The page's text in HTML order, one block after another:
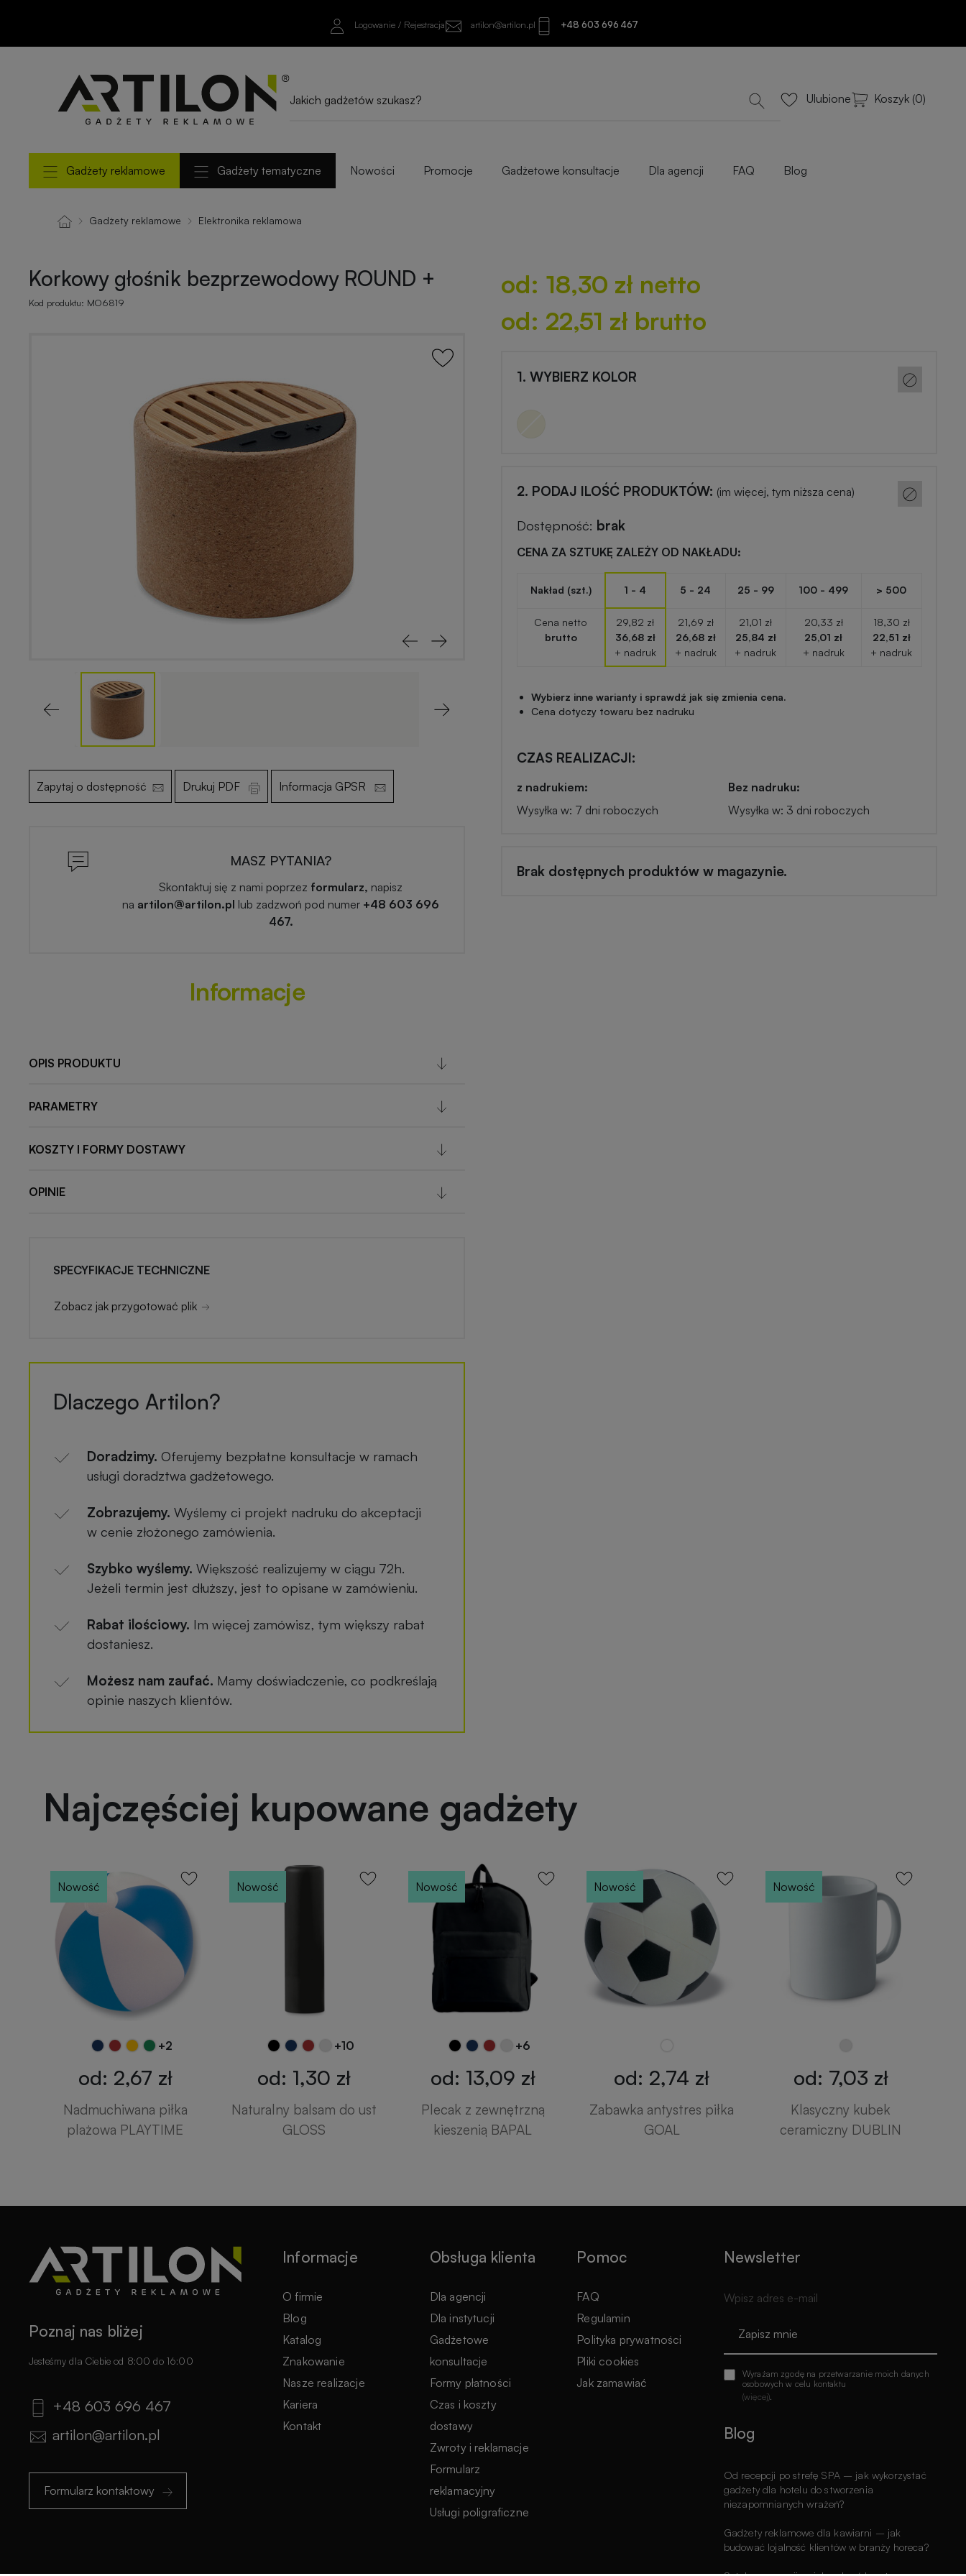
ROUND +
od: 18,30 zł netto
Logowanie / Rejestracja artilon@artilon.pl +48 603 696 467
Ulubione Koszyk (0)
Gadżety reklamowe Gadżety tematyczne Nowości Promocje Gadżetowe konsultacje Dla agencji FAQ Blog
Gadżety reklamowe Elektronika reklamowa
Korkowy głośnik bezprzewodowy ROUND +
Kod produktu: MO6819
Next
Zapytaj o dostępność Drukuj PDF Informacja GPSR
MASZ PYTANIA?
Skontaktuj się z nami poprzez formularz, napisz
na artilon@artilon.pl lub zadzwoń pod numer +48 603 696
467.
Informacje
OPIS PRODUKTU
PARAMETRY
KOSZTY I FORMY DOSTAWY
OPINIE
SPECYFIKACJE TECHNICZNE
Zobacz jak przygotować plik
Dlaczego Artilon?
Doradzimy. Oferujemy bezpłatne konsultacje w ramach
usługi doradztwa gadżetowego.
Zobrazujemy. Wyślemy ci projekt nadruku do akceptacji
w cenie złożonego zamówienia.
Szybko wyślemy. Większość realizujemy w ciągu 72h.
Jeżeli termin jest dłuższy, jest to opisane w zamówieniu.
Rabat ilościowy. Im więcej zamówisz, tym większy rabat
dostaniesz.
Możesz nam zaufać. Mamy doświadczenie, co podkreślają
opinie naszych klientów.
od: 18,30 zł netto
od: 22,51 zł brutto
1. WYBIERZ KOLOR
2. PODAJ ILOŚĆ PRODUKTÓW: (im więcej, tym niższa cena)
Dostępność: brak
CENA ZA SZTUKĘ ZALEŻY OD NAKŁADU:
Nakład (szt.) 1 - 4 5 - 24 25 - 99 100 - 499 > 500
Cena netto
brutto
29,82 zł
36,68 zł
+ nadruk
21,69 zł
26,68 zł
+ nadruk
21,01 zł
25,84 zł
+ nadruk
20,33 zł
25,01 zł
+ nadruk
18,30 zł
22,51 zł
+ nadruk
Wybierz inne warianty i sprawdź jak się zmienia cena.
Cena dotyczy towaru bez nadruku
CZAS REALIZACJI:
z nadrukiem:
Wysyłka w: 7 dni roboczych
Bez nadruku:
Wysyłka w: 3 dni roboczych
Brak dostępnych produktów w magazynie.
Najczęściej kupowane gadżety
Nowość
+2
od: 2,67 zł
Nadmuchiwana piłka
plażowa PLAYTIME
Nowość
+10
od: 1,30 zł
Naturalny balsam do ust
GLOSS
Nowość
+6
od: 13,09 zł
Plecak z zewnętrzną
kieszenią BAPAL
Nowość
od: 2,74 zł
Zabawka antystres piłka
GOAL
Nowość
od: 7,03 zł
Klasyczny kubek
ceramiczny DUBLIN
Poznaj nas bliżej
Jesteśmy dla Ciebie od 8:00 do 16:00
+48 603 696 467
artilon@artilon.pl
Formularz kontaktowy
Informacje
O firmie
Blog
Katalog
Znakowanie
Nasze realizacje
Kariera
Kontakt
Obsługa klienta
Dla agencji
Dla instytucji
Gadżetowe
konsultacje
Formy płatności
Czas i koszty
dostawy
Zwroty i reklamacje
Formularz
reklamacyjny
Usługi poligraficzne
Pomoc
FAQ
Regulamin
Polityka prywatności
Pliki cookies
Jak zamawiać
Newsletter
Zapisz mnie
Wyrażam zgodę na przetwarzanie moich danych
osobowych w celu kontaktu
(więcej).
Blog
Od recepcji po strefę SPA – jak wykorzystać
gadżety dla hotelu do stworzenia
niezapomnianych wrażeń?
Gadżety reklamowe dla kawiarni – jak
budować lojalność klientów w branży horeca?